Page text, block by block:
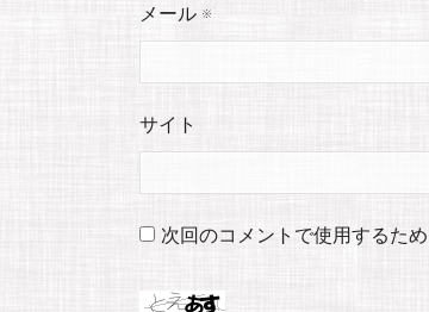
メール ※
サイト
次回のコメントで使用するた